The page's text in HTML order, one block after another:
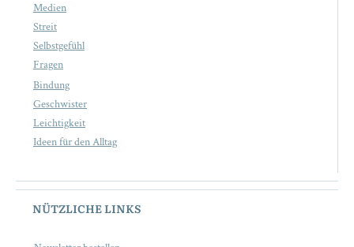
Medien
Streit
Selbstgefühl
Fragen
Bindung
Geschwister
Leichtigkeit
Ideen für den Alltag
NÜTZLICHE LINKS